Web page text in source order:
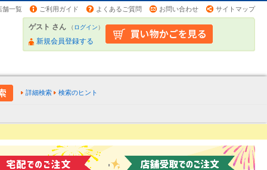
舗一覧 ご利用ガイド よくあるご質問 お問い合わせ サイトマップ
ゲスト さん （ログイン）
新規会員登録する
詳細検索 検索のヒント